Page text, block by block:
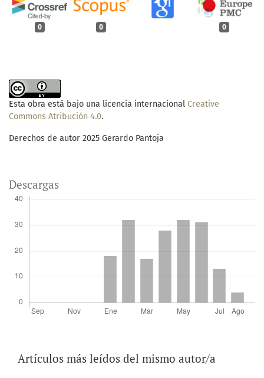
0 0 0
Esta obra está bajo una licencia internacional Creative
Commons Atribución 4.0.
Derechos de autor 2025 Gerardo Pantoja
Descargas
Artículos más leídos del mismo autor/a